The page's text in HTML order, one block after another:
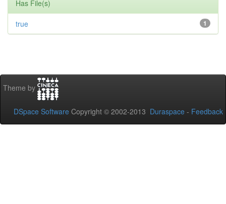
Has File(s)
1
true
Theme by
DSpace Software Copyright © 2002-2013 Duraspace - Feedback